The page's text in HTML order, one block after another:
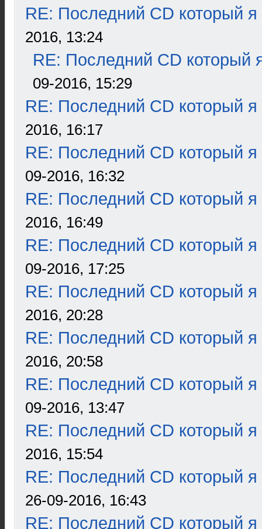
RE: Последний CD который я
2016, 13:24
RE: Последний CD который
09-2016, 15:29
RE: Последний CD который я
2016, 16:17
RE: Последний CD который я
09-2016, 16:32
RE: Последний CD который я
2016, 16:49
RE: Последний CD который я
09-2016, 17:25
RE: Последний CD который я
2016, 20:28
RE: Последний CD который я
2016, 20:58
RE: Последний CD который я
09-2016, 13:47
RE: Последний CD который я
2016, 15:54
RE: Последний CD который я
26-09-2016, 16:43
RE: Последний CD который я